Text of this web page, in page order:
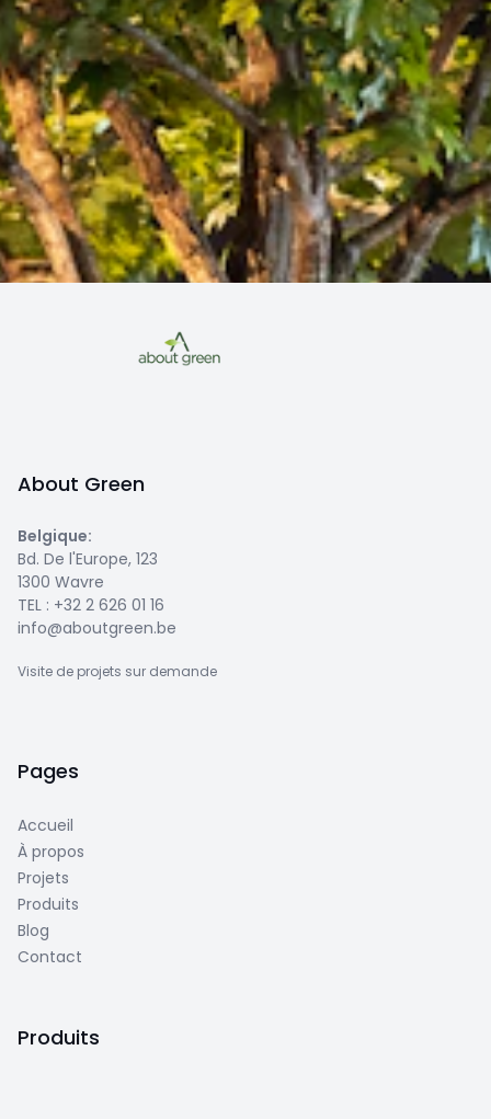
About Green
Belgique:
Bd. De l'Europe, 123
1300 Wavre
TEL : +32 2 626 01 16
info@aboutgreen.be
Visite de projets sur demande
Pages
Accueil
À propos
Projets
Produits
Blog
Contact
Produits